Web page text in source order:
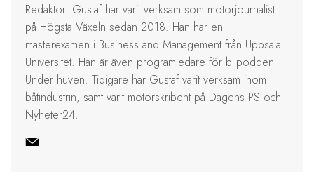
Redaktör. Gustaf har varit verksam som motorjournalist
på Högsta Växeln sedan 2018. Han har en
masterexamen i Business and Management från Uppsala
Universitet. Han är även programledare för bilpodden
Under huven. Tidigare har Gustaf varit verksam inom
båtindustrin, samt varit motorskribent på Dagens PS och
Nyheter24.